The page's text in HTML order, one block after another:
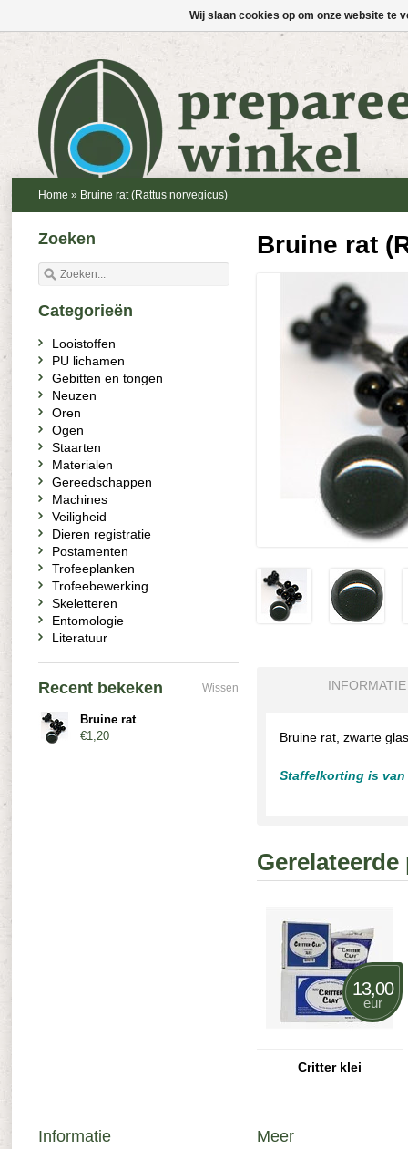
Home » Bruine rat (Rattus norvegicus)
Bruine rat
INFORMATIE
Bruine rat, zwarte
Staffelkorting is van
13,00
eur
Critter klei
Zoeken
Categorieën
Looistoffen
PU lichamen
Gebitten en tongen
Neuzen
Oren
Ogen
Staarten
Materialen
Gereedschappen
Machines
Veiligheid
Dieren registratie
Postamenten
Trofeeplanken
Trofeebewerking
Skeletteren
Entomologie
Literatuur
Recent bekeken Wissen
Bruine rat
€1,20
Informatie Meer
Wij slaan cookies op om onze website te